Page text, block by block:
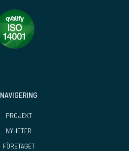
NAVIGERING
PROJEKT
NYHETER
FÖRETAGET